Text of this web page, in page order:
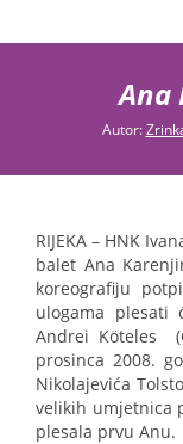
Ana
Autor:
RIJEKA – HNK
balet Ana
koreografiju
ulogama plesati
Andrei Köteles
prosinca 2008.
Nikolajevića
velikih umjetnica
plesala prvu Anu.